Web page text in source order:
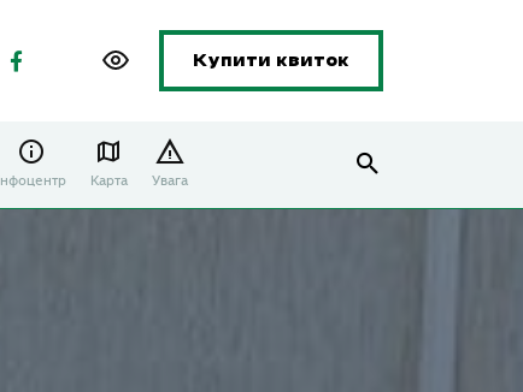
Купити квиток
Інфоцентр Карта Увага